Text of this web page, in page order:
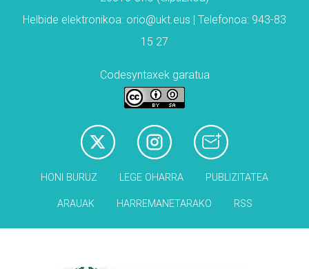
Helbide elektronikoa: orio@ukt.eus | Telefonoa: 943-83
15 27
Codesyntaxek garatua
HONI BURUZ LEGE OHARRA PUBLIZITATEA
ARAUAK HARREMANETARAKO RSS